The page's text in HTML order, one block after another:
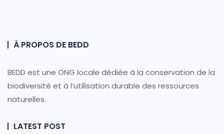
À PROPOS DE BEDD
BEDD est une ONG locale dédiée à la conservation de la
biodiversité et à l’utilisation durable des ressources
naturelles.
LATEST POST